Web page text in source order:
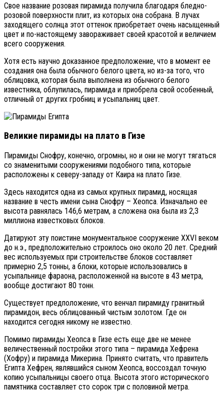
Свое название розовая пирамида получила благодаря бледно-
розовой поверхности плит, из которых она собрана. В лучах
заходящего солнца этот оттенок приобретает очень насыщенный
цвет и по-настоящему завораживает своей красотой и величием
всего сооружения.
Хотя есть научно доказанное предположение, что в момент ее
создания она была обычного белого цвета, но из-за того, что
облицовка, которая была выполнена из обычного белого
известняка, облупилась, пирамида и приобрела свой особенный,
отличный от других гробниц и усыпальниц цвет.
Великие пирамиды на плато в Гизе
Пирамиды Снофру, конечно, огромны, но и они не могут тягаться
со знаменитыми сооружениями подобного типа, которые
расположены к северу-западу от Каира на плато Гизе.
Здесь находится одна из самых крупных пирамид, носящая
название в честь имени сына Снофру – Хеопса. Изначально ее
высота равнялась 146,6 метрам, а сложена она была из 2,3
миллиона известковых блоков.
Датируют эту поистине монументальное сооружение XXVI веком
до н.э., предположительно строилось оно около 20 лет. Средний
вес используемых при строительстве блоков составляет
примерно 2,5 тонны, а блоки, которые использовались в
усыпальнице фараона, расположенной на высоте в 43 метра,
вообще достигают 80 тонн.
Существует предположение, что венчал пирамиду гранитный
пирамидон, весь облицованный чистым золотом. Где он
находится сегодня никому не известно.
Помимо пирамиды Хеопса в Гизе есть еще две не менее
величественный постройки этого типа – пирамида Хефрена
(Хофру) и пирамида Микерина. Принято считать, что правитель
Египта Хефрен, являвшийся сыном Хеопса, воссоздал точную
копию усыпальницы своего отца. Высота этого исторического
памятника составляет сто сорок три с половиной метра.